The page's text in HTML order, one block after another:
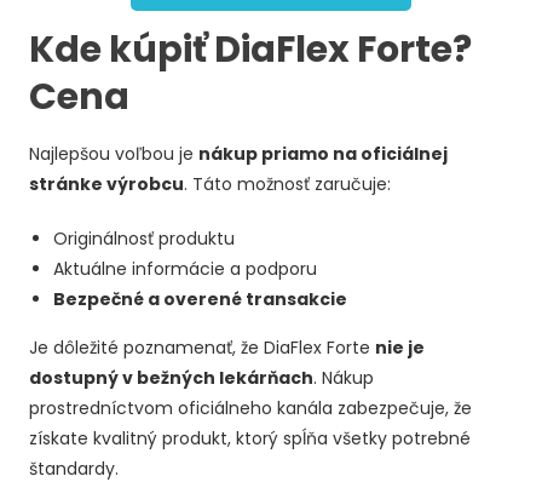
Kde kúpiť DiaFlex Forte?
Cena
Najlepšou voľbou je nákup priamo na oficiálnej
stránke výrobcu. Táto možnosť zaručuje:
Originálnosť produktu
Aktuálne informácie a podporu
Bezpečné a overené transakcie
Je dôležité poznamenať, že DiaFlex Forte nie je
dostupný v bežných lekárňach. Nákup
prostredníctvom oficiálneho kanála zabezpečuje, že
získate kvalitný produkt, ktorý spĺňa všetky potrebné
štandardy.